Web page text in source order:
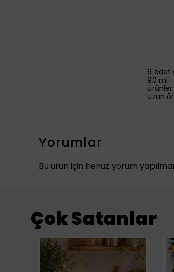
6 adet
90 ml
ürünler
uzun
Yorumlar
Bu ürün için henüz yorum
Çok Satanlar